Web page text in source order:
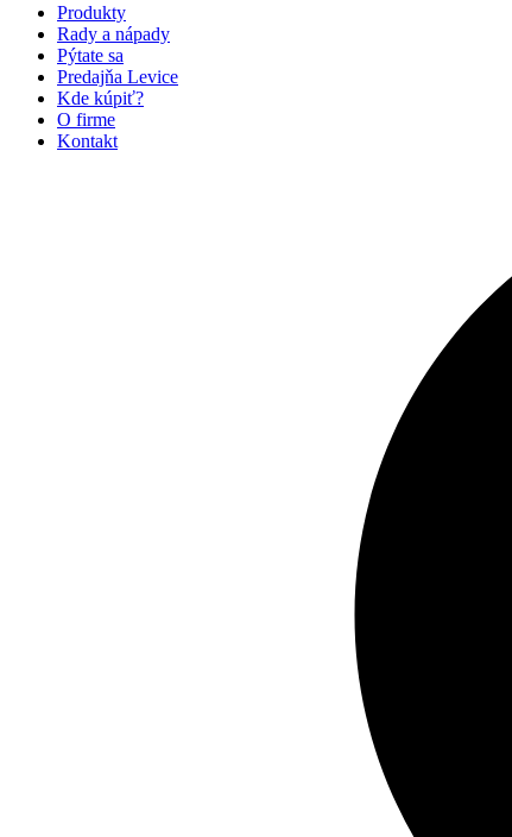
Produkty
Rady a nápady
Pýtate sa
Predajňa Levice
Kde kúpiť?
O firme
Kontakt